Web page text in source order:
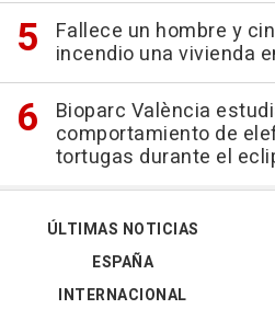
Fallece un hombre y
incendio una vivienda
Bioparc València
comportamiento de
tortugas durante el
ÚLTIMAS NOTICIAS
ESPAÑA
INTERNACIONAL